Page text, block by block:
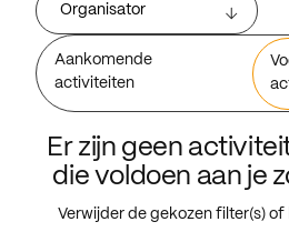
Organisator
Aankomende
activiteiten
Er zijn geen
die voldoen aan je
Verwijder de gekozen filter(s) of